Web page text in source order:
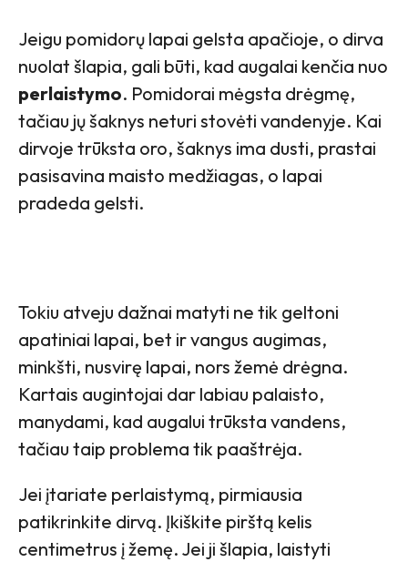
Jeigu pomidorų lapai gelsta apačioje, o dirva
nuolat šlapia, gali būti, kad augalai kenčia nuo
perlaistymo. Pomidorai mėgsta drėgmę,
tačiau jų šaknys neturi stovėti vandenyje. Kai
dirvoje trūksta oro, šaknys ima dusti, prastai
pasisavina maisto medžiagas, o lapai
pradeda gelsti.
Tokiu atveju dažnai matyti ne tik geltoni
apatiniai lapai, bet ir vangus augimas,
minkšti, nusvirę lapai, nors žemė drėgna.
Kartais augintojai dar labiau palaisto,
manydami, kad augalui trūksta vandens,
tačiau taip problema tik paaštrėja.
Jei įtariate perlaistymą, pirmiausia
patikrinkite dirvą. Įkiškite pirštą kelis
centimetrus į žemę. Jei ji šlapia, laistyti